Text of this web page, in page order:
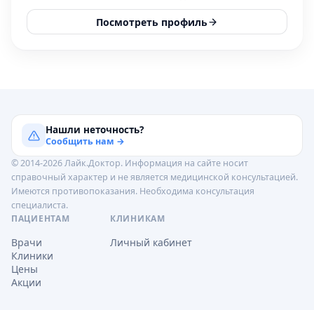
Посмотреть профиль
Нашли неточность?
Сообщить нам →
© 2014-2026 Лайк.Доктор. Информация на сайте носит
справочный характер и не является медицинской консультацией.
Имеются противопоказания. Необходима консультация
специалиста.
ПАЦИЕНТАМ
Врачи
Клиники
Цены
Акции
КЛИНИКАМ
Личный кабинет